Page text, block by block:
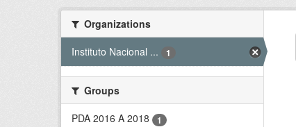
Organizations
Instituto Nacional ...
1
Groups
PDA 2016 A 2018
1